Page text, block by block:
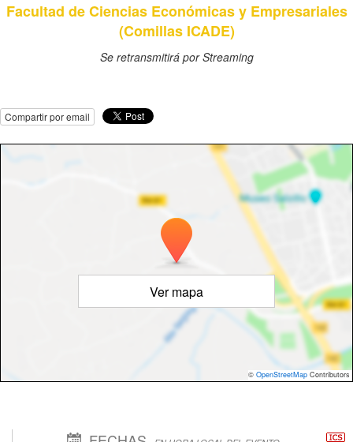
Facultad de Ciencias Económicas y Empresariales
(Comillas ICADE)
Se retransmitirá por Streaming
Compartir por email
Ver mapa
© OpenStreetMap Contributors